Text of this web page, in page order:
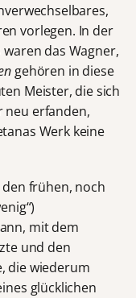
vorlegen. In der
das Wagner,
gehören in diese
Meister, die sich
neu erfanden,
Werk keine
frühen, noch
mit dem
und den
die wiederum
glücklichen